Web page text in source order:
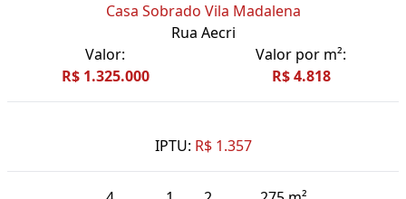
Casa Sobrado Vila Madalena
Rua Aecri
Valor:
R$ 1.325.000
Valor por m²:
R$ 4.818
IPTU: R$ 1.357